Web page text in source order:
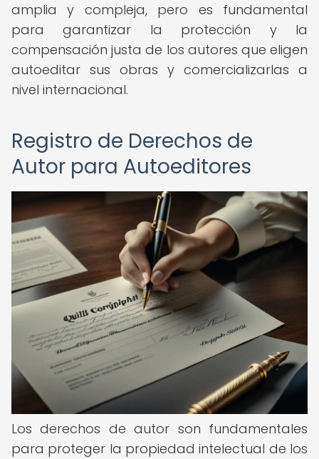
amplia y compleja, pero es fundamental
para garantizar la protección y la
compensación justa de los autores que eligen
autoeditar sus obras y comercializarlas a
nivel internacional.
Registro de Derechos de
Autor para Autoeditores
Los derechos de autor son fundamentales
para proteger la propiedad intelectual de los